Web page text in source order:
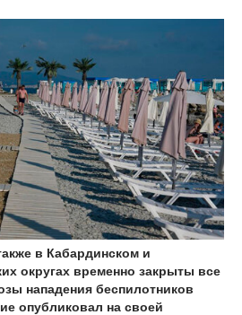
в Кабардинском и
округах временно закрыты все
нападения беспилотников
опубликовал на своей